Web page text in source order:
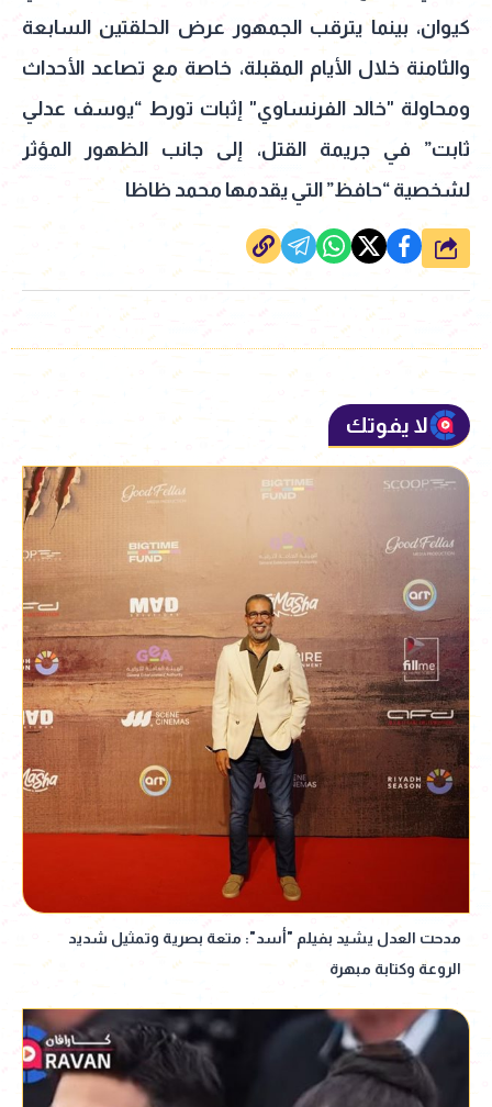
كيوان، بينما يترقب الجمهور عرض الحلقتين السابعة
والثامنة خلال الأيام المقبلة، خاصة مع تصاعد الأحداث
ومحاولة "خالد الفرنساوي" إثبات تورط “يوسف عدلي
ثابت” في جريمة القتل، إلى جانب الظهور المؤثر
لشخصية “حافظ” التي يقدمها محمد ظاظا
شارك
لا يفوتك
مدحت العدل يشيد بفيلم "أسد": متعة بصرية وتمثيل شديد
الروعة وكتابة مبهرة